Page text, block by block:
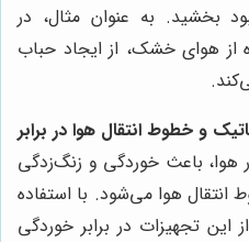
بخشید. به عنوان مثال، در
از هوای خشک، از ایجاد حباب
و خطوط انتقال هوا در برابر
هوا، باعث خوردگی و زنگ‌زدگی
انتقال هوا می‌شود. با استفاده
این تجهیزات در برابر خوردگی